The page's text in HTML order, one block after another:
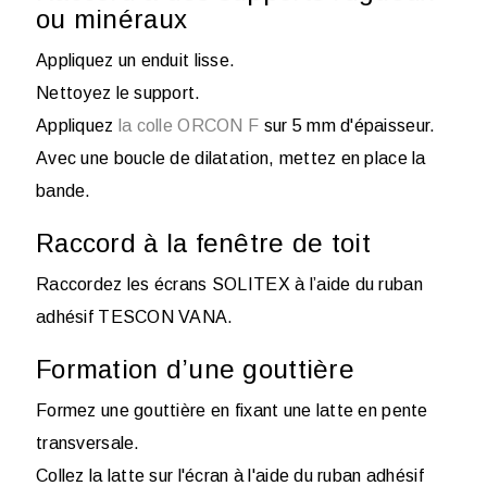
ou minéraux
Appliquez un enduit lisse.
Nettoyez le support.
Appliquez la colle ORCON F sur 5 mm d'épaisseur.
Avec une boucle de dilatation, mettez en place la
bande.
Raccord à la fenêtre de toit
Raccordez les écrans SOLITEX à l’aide du ruban
adhésif TESCON VANA.
Formation d’une gouttière
Formez une gouttière en fixant une latte en pente
transversale.
Collez la latte sur l'écran à l'aide du ruban adhésif